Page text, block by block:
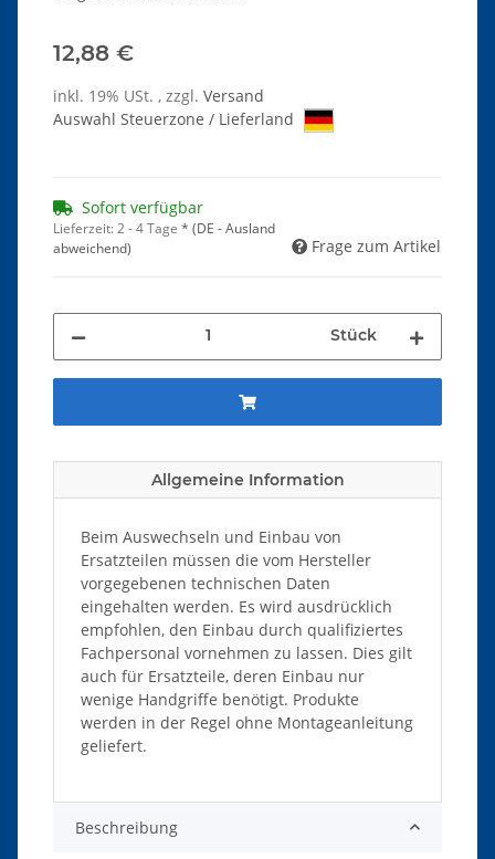
12,88 €
inkl. 19% USt. , zzgl. Versand
Auswahl Steuerzone / Lieferland
Sofort verfügbar
Lieferzeit:2 - 4 Tage * (DE - Ausland
abweichend)
Frage zum Artikel
Stück
Allgemeine Information
Beim Auswechseln und Einbau von
Ersatzteilen müssen die vom Hersteller
vorgegebenen technischen Daten
eingehalten werden. Es wird ausdrücklich
empfohlen, den Einbau durch qualifiziertes
Fachpersonal vornehmen zu lassen. Dies gilt
auch für Ersatzteile, deren Einbau nur
wenige Handgriffe benötigt. Produkte
werden in der Regel ohne Montageanleitung
geliefert.
Beschreibung